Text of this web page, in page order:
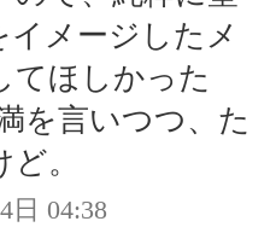
イメージしたメ
てほしかった
を言いつつ、た
。
日 04:38